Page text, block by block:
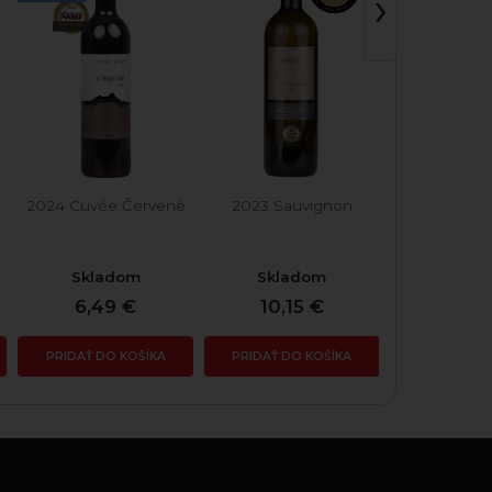
2024 Cuvée Červené
Skladom
6,49 €
PRIDAŤ DO KOŠÍKA
2023 Sauvignon
Skladom
10,15 €
PRIDAŤ DO KOŠÍKA